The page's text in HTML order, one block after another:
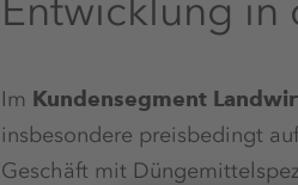
Entwicklung in
Im Kundensegment
insbesondere preisbedingt
Geschäft mit